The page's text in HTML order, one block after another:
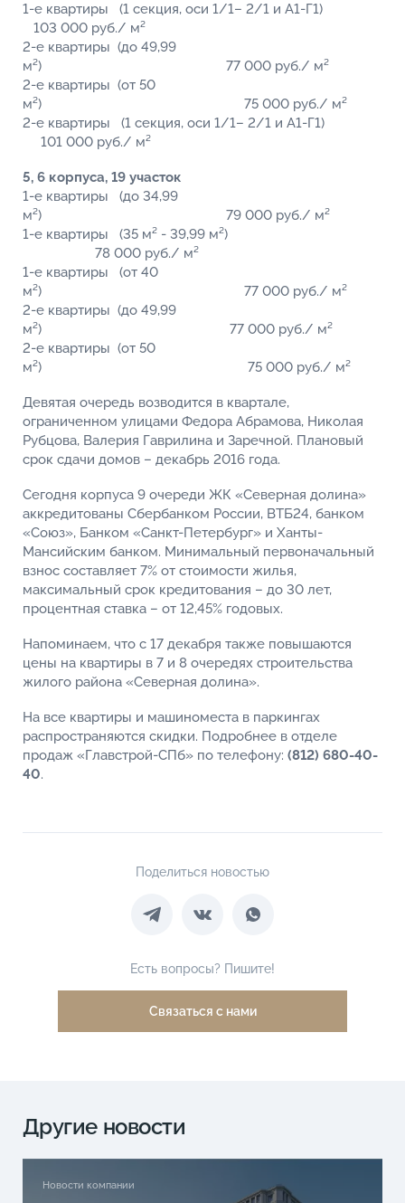
1-е квартиры (1 секция, оси 1/1– 2/1 и А1-Г1)
103 000 руб./ м²
2-е квартиры (до 49,99
м²) 77 000 руб./ м²
2-е квартиры (от 50
м²) 75 000 руб./ м²
2-е квартиры (1 секция, оси 1/1– 2/1 и А1-Г1)
101 000 руб./ м²
5, 6 корпуса, 19 участок
1-е квартиры (до 34,99
м²) 79 000 руб./ м²
1-е квартиры (35 м² - 39,99 м²)
78 000 руб./ м²
1-е квартиры (от 40
м²) 77 000 руб./ м²
2-е квартиры (до 49,99
м²) 77 000 руб./ м²
2-е квартиры (от 50
м²) 75 000 руб./ м²
Девятая очередь возводится в квартале,
ограниченном улицами Федора Абрамова, Николая
Рубцова, Валерия Гаврилина и Заречной. Плановый
срок сдачи домов – декабрь 2016 года.
Сегодня корпуса 9 очереди ЖК «Северная долина»
аккредитованы Сбербанком России, ВТБ24, банком
«Союз», Банком «Санкт-Петербург» и Ханты-
Мансийским банком. Минимальный первоначальный
взнос составляет 7% от стоимости жилья,
максимальный срок кредитования – до 30 лет,
процентная ставка – от 12,45% годовых.
Напоминаем, что с 17 декабря также повышаются
цены на квартиры в 7 и 8 очередях строительства
жилого района «Северная долина».
На все квартиры и машиноместа в паркингах
распространяются скидки. Подробнее в отделе
продаж «Главстрой-СПб» по телефону: (812) 680-40-
40.
Поделиться новостью
Есть вопросы? Пишите!
Связаться с нами
Другие новости
Новости компании